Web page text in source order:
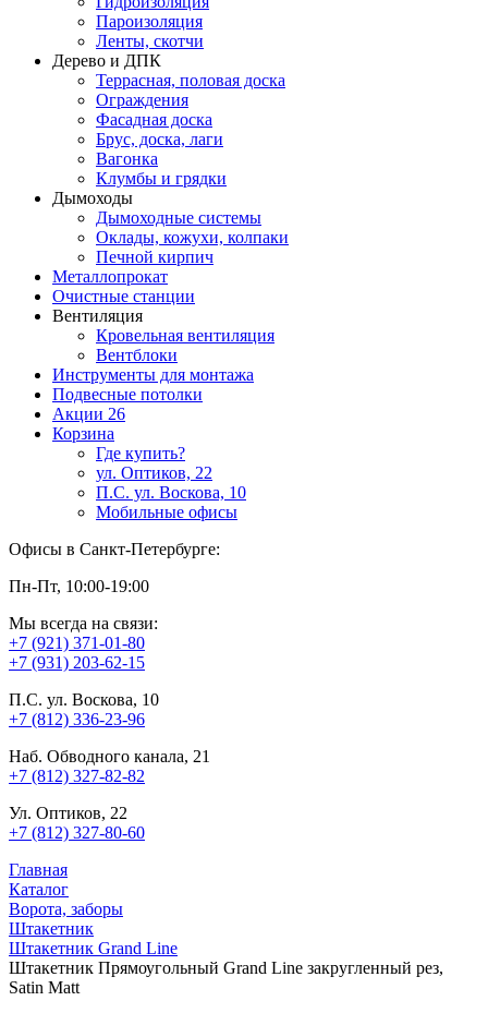
Пароизоляция
Ленты, скотчи
Дерево и ДПК
Террасная, половая доска
Ограждения
Фасадная доска
Брус, доска, лаги
Вагонка
Клумбы и грядки
Дымоходы
Дымоходные системы
Оклады, кожухи, колпаки
Печной кирпич
Металлопрокат
Очистные станции
Вентиляция
Кровельная вентиляция
Вентблоки
Инструменты для монтажа
Подвесные потолки
Акции 26
Корзина
Где купить?
ул. Оптиков, 22
П.С. ул. Воскова, 10
Мобильные офисы
Офисы в Санкт-Петербурге:
Пн-Пт, 10:00-19:00
Мы всегда на связи:
+7 (921) 371-01-80
+7 (931) 203-62-15
П.С. ул. Воскова, 10
+7 (812) 336-23-96
Наб. Обводного канала, 21
+7 (812) 327-82-82
Ул. Оптиков, 22
+7 (812) 327-80-60
Главная
Каталог
Ворота, заборы
Штакетник
Штакетник Grand Line
Штакетник Прямоугольный Grand Line закругленный рез,
Satin Matt